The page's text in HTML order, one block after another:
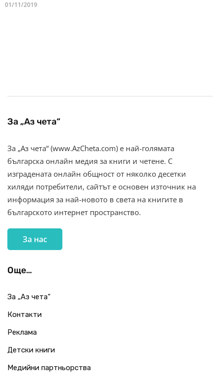
01/11/2019
За „Аз чета“
За „Аз чета“ (www.AzCheta.com) е най-голямата
българска онлайн медия за книги и четене. С
изградената онлайн общност от няколко десетки
хиляди потребители, сайтът е основен източник на
информация за най-новото в света на книгите в
българското интернет пространство.
За нас
Още…
За „Аз чета“
Контакти
Реклама
Детски книги
Медийни партньорства